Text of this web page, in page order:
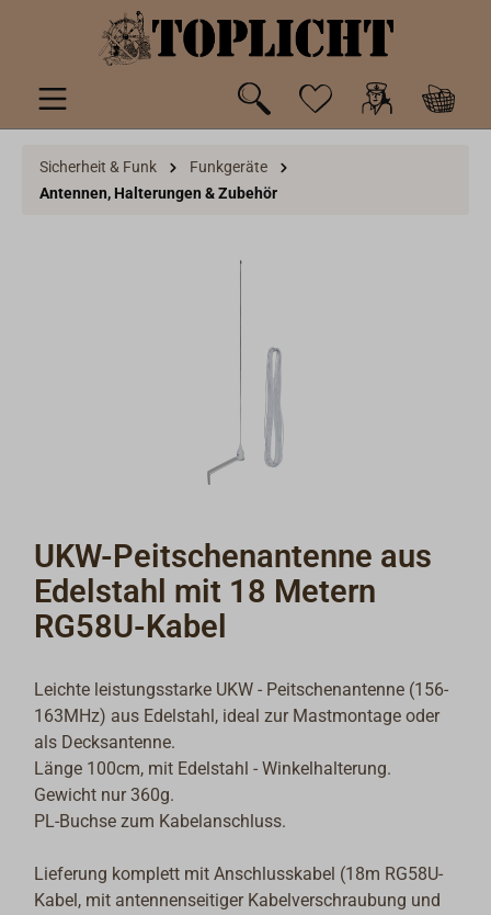
springen
Sicherheit & Funk
Funkgeräte
Antennen, Halterungen & Zubehör
UKW-Peitschenantenne aus
Edelstahl mit 18 Metern
RG58U-Kabel
Leichte leistungsstarke UKW - Peitschenantenne (156-
163MHz) aus Edelstahl, ideal zur Mastmontage oder
als Decksantenne.
Länge 100cm, mit Edelstahl - Winkelhalterung.
Gewicht nur 360g.
PL-Buchse zum Kabelanschluss.
Lieferung komplett mit Anschlusskabel (18m RG58U-
Kabel, mit antennenseitiger Kabelverschraubung und